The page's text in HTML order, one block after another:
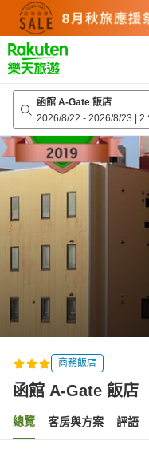
top
page
函館 A-Gate 飯店
2026/8/22 - 2026/8/23 | 2
商務飯店
函館 A-Gate 飯店
總覽 客房與方案 評語